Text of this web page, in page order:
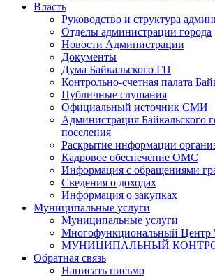
Власть
Руководство и структура
Отделы администрации города
Новости Администрации
Документы
Дума Байкальского ГП
Контрольно-счетная палата
Публичные слушания
Официальный источник СМИ
Администрация Байкальского
поселения
Раскрытие информации
Кадровое обеспечение ОМС
Информация с обращениями
Сведения о доходах
Информация о закупках
Муниципальные услуги
Муниципальные услуги
Многофункциональный
МУНИЦИПАЛЬНЫЙ
Обратная связь
Написать письмо